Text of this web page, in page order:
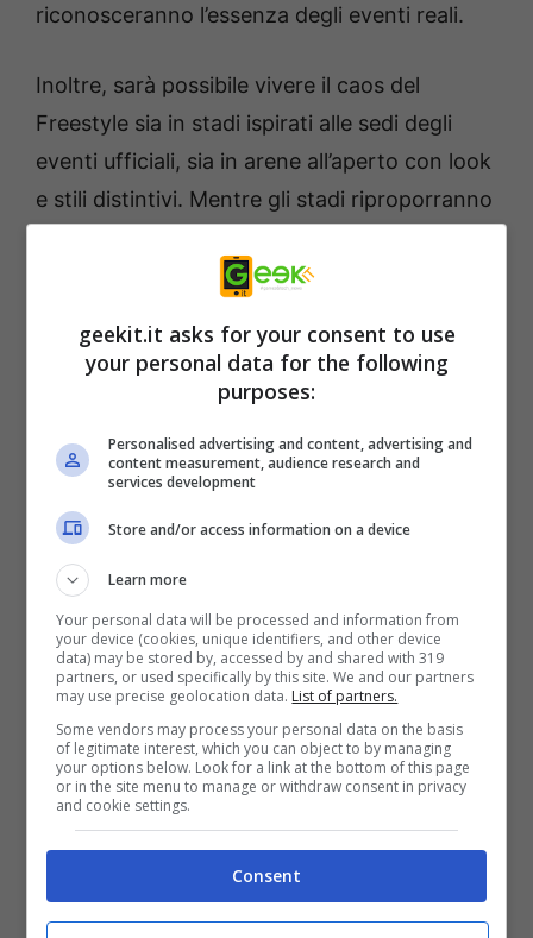
riconosceranno l’essenza degli eventi reali.
Inoltre, sarà possibile vivere il caos del
Freestyle sia in stadi ispirati alle sedi degli
eventi ufficiali, sia in arene all’aperto con look
e stili distintivi. Mentre gli stadi riproporranno
rampe e auto deformabili, tre ambientazioni a
luoghi più iconici ed estremi. Con una grafica
straordinaria che ricorda il terreno
del Colorado e la terra spietata della Death
originali progettati per consentire i trick più
folli come moonflip e big air, solo per citarne
alcuni. Inoltre, gli oggetti distruttibili come
droni, bersagli sospesi o enormi strutture a
tabellone faranno da contraltare al
multiplayer, permettendo ai giocatori di
spingere i limiti dei loro truck ancora più in là
dei piloti reali.
Monster Jam Showdown sarà disponibile su
PlayStation 5, PlayStation 4, Xbox Series X|S,
geekit.it asks for your consent to use
your personal data for the following
purposes:
Personalised advertising and content, advertising and
content measurement, audience research and
services development
Store and/or access information on a device
Learn more
Your personal data will be processed and information from
your device (cookies, unique identifiers, and other device
data) may be stored by, accessed by and shared with 319
partners, or used specifically by this site. We and our partners
may use precise geolocation data. List of partners.
Some vendors may process your personal data on the basis
of legitimate interest, which you can object to by managing
your options below. Look for a link at the bottom of this page
or in the site menu to manage or withdraw consent in privacy
and cookie settings.
Consent